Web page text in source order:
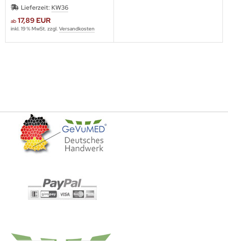
Lieferzeit: KW36
ab 17,89 EUR
inkl. 19 % MwSt. zzgl. Versandkosten